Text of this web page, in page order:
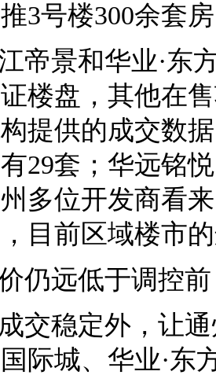
3号楼300余套
景和华业·东方
楼盘，其他在
提供的成交数
29套；华远铭
多位开发商看
目前区域楼市
远低于调控前
稳定外，让通
际城、华业·东